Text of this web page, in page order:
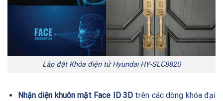
Lắp đặt Khóa điện tử Hyundai HY-SLC8820
Nhận diện khuôn mặt Face ID 3D trên các dòng khóa đại